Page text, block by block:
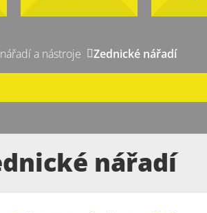
a nástroje Zednické nářadí
nářadí